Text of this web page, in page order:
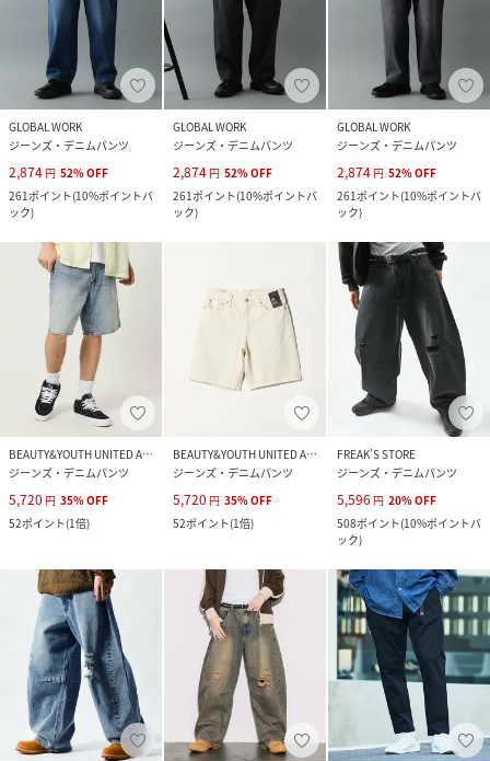
GLOBAL WORK
ジーンズ・デニムパンツ
2,874 円 52%OFF
261ポイント(10%ポイントバ
ック)
GLOBAL WORK
ジーンズ・デニムパンツ
2,874 円 52%OFF
261ポイント(10%ポイントバ
ック)
GLOBAL WORK
ジーンズ・デニムパンツ
2,874 円 52%OFF
261ポイント(10%ポイントバ
ック)
BEAUTY&YOUTH UNITED ARROWS
ジーンズ・デニムパンツ
5,720 円 35%OFF
52ポイント(1倍)
BEAUTY&YOUTH UNITED ARROWS
ジーンズ・デニムパンツ
5,720 円 35%OFF
52ポイント(1倍)
FREAK’S STORE
ジーンズ・デニムパンツ
5,596 円 20%OFF
508ポイント(10%ポイントバ
ック)